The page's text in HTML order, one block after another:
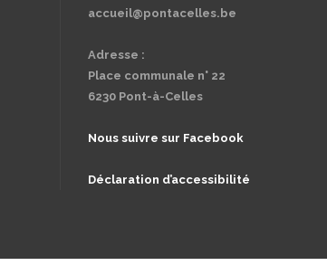
accueil@pontacelles.be
Adresse :
Place communale n° 22
6230 Pont-à-Celles
Nous suivre sur Facebook
Déclaration d’accessibilité